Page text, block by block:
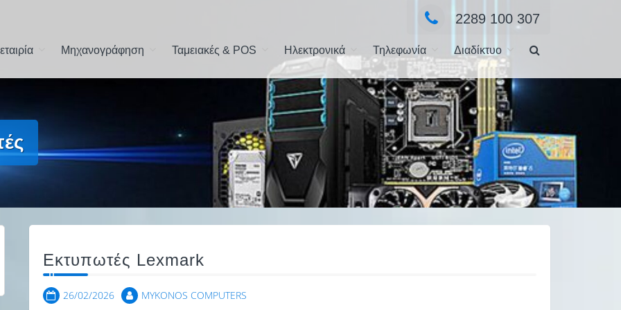
2289 100 307
Μηχανογράφηση Ταμειακές & POS Ηλεκτρονικά Τηλεφωνία Διαδίκτυο
Εκτυπωτές Lexmark
26/02/2026 MYKONOS COMPUTERS